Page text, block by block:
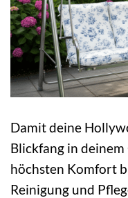
Damit deine
Blickfang in
höchsten Komfort
Reinigung und